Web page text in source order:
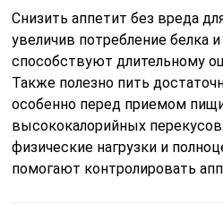
Снизить аппетит без вреда
увеличив потребление белка
способствуют длительному
Также полезно пить
особенно перед приемом
высококалорийных
физические нагрузки и
помогают контролировать